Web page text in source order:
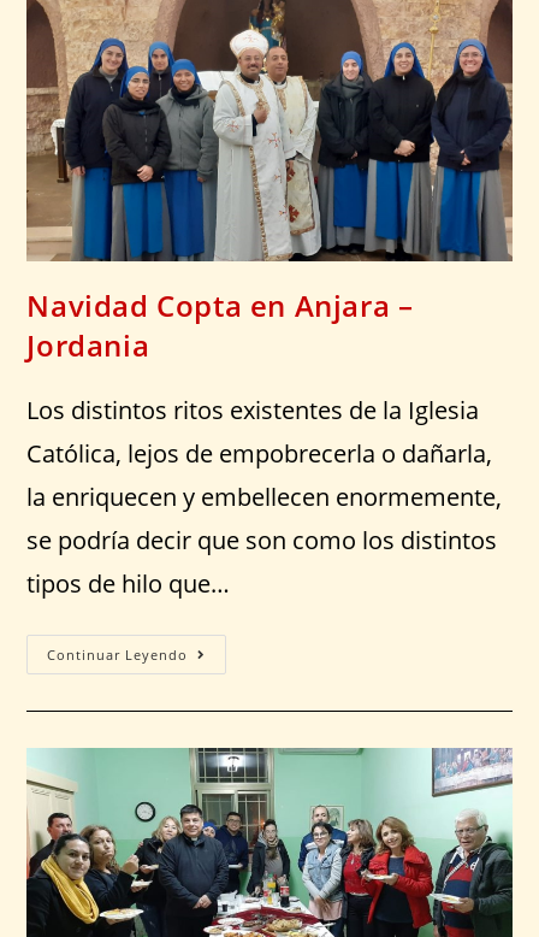
Navidad Copta en Anjara –
Jordania
Los distintos ritos existentes de la Iglesia
Católica, lejos de empobrecerla o dañarla,
la enriquecen y embellecen enormemente,
se podría decir que son como los distintos
tipos de hilo que…
Continuar Leyendo